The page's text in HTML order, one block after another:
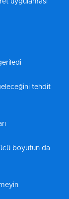
uygulaması
tehdit
boyutun da